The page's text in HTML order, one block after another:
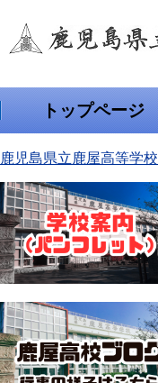
トップページ
鹿児島県立鹿屋高等学校